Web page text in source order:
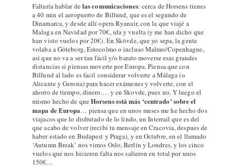
Faltaría hablar delas comunicaciones: cerca de Horsens tienes
a 40 min el aeropuerto de Billund, que es el segundo de
Dinamarca, y desde allí opera Ryanair, con la que viajé a
Malaga en Navidad por 70€, ida y vuelta (y me han dicho que
han visto vuelos por 20€). En Skövde, que yo sepa, la gente
volaba a Göteborg, Estocolmo o incluso Malmo/Copenhague,
asi que no va a ser tan fácil y/o barato moverse esas grandes
distancias si piensas moverte por Europa. Piensa que con
Billund al lado es facil considerar volverte a Málaga (o
Alicante y Gerona) para hacer exámenes y volverte, con el
ahorro de tiempo, dinero…. y en Skovde, pues no. Y luego el
mismo hecho de queHorsens está más ‘centrado’ sobre el
mapa de Europa… piensa que en unos meses me he hecho dos
viajacos que lo disfrutado de lo lindo, un Interrail que es del
que acabo de volver (recibí tu mensaje en Cracovia, despues de
haber estado en Budapest y Praga), y en Octubre, en el llamado
‘Autumn Break’ nos vimos Oslo, Berlín y Londres, y los cinco
vuelos que nos hicieron falta nos salieron en total por unos
150€…